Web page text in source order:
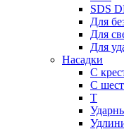
SDS
Для
Для
Для
Насадки
С
С
T